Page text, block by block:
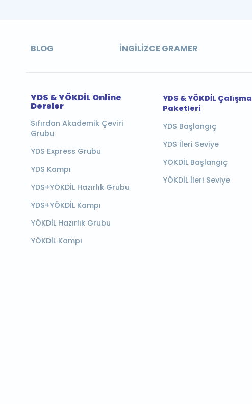
BLOG İNGILIZCE GRAMER
YDS & YÖKDİL Online
Dersler
Sıfırdan Akademik Çeviri
Grubu
YDS Express Grubu
YDS Kampı
YDS+YÖKDİL Hazırlık Grubu
YDS+YÖKDİL Kampı
YÖKDİL Hazırlık Grubu
YÖKDİL Kampı
YDS & YÖKDİL Çalışma
Paketleri
YDS Başlangıç
YDS İleri Seviye
YÖKDİL Başlangıç
YÖKDİL İleri Seviye